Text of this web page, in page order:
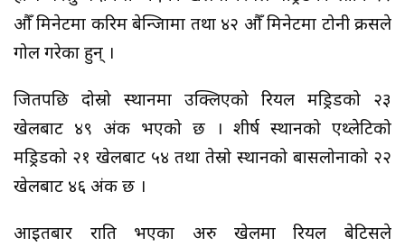
औँ मिनेटमा करिम बेन्जिामा तथा ४२ औँ मिनेटमा टोनी क्रसले
गोल गरेका हुन् ।
जितपछि दोस्रो स्थानमा उक्लिएको रियल मड्रिडको २३
खेलबाट ४९ अंक भएको छ । शीर्ष स्थानको एथ्लेटिको
मड्रिडको २१ खेलबाट ५४ तथा तेस्रो स्थानको बार्सिलोनाको २२
खेलबाट ४६ अंक छ ।
आइतबार राति भएका अरु खेलमा रियल बेटिसले